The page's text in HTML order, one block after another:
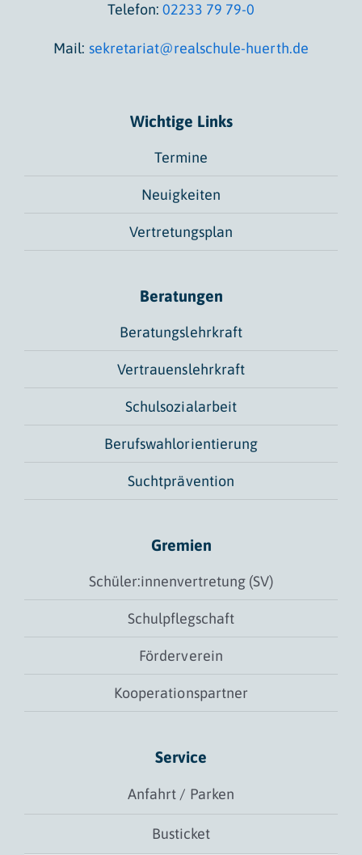
Telefon: 02233 79 79-0
Mail: sekretariat@realschule-huerth.de
Wichtige Links
Termine
Neuigkeiten
Vertretungsplan
Beratungen
Beratungslehrkraft
Vertrauenslehrkraft
Schulsozialarbeit
Berufswahlorientierung
Suchtprävention
Gremien
Schüler:innenvertretung (SV)
Schulpflegschaft
Förderverein
Kooperationspartner
Service
Anfahrt / Parken
Busticket